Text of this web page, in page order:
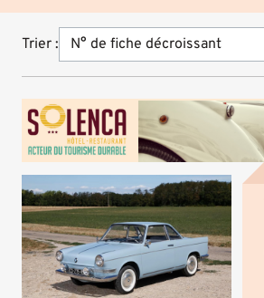
Trier :